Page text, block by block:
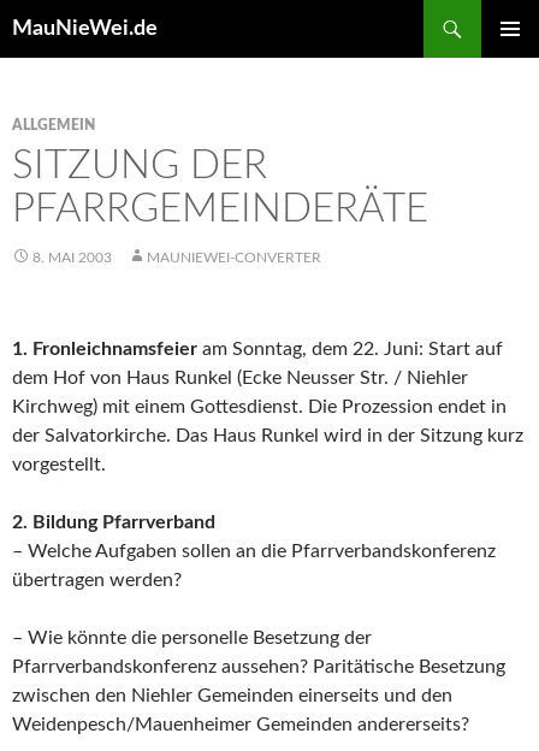
MauNieWei.de
ALLGEMEIN
SITZUNG DER
PFARRGEMEINDERÄTE
8. MAI 2003 MAUNIEWEI-CONVERTER
1. Fronleichnamsfeier am Sonntag, dem 22. Juni: Start auf
dem Hof von Haus Runkel (Ecke Neusser Str. / Niehler
Kirchweg) mit einem Gottesdienst. Die Prozession endet in
der Salvatorkirche. Das Haus Runkel wird in der Sitzung kurz
vorgestellt.
2. Bildung Pfarrverband
– Welche Aufgaben sollen an die Pfarrverbandskonferenz
übertragen werden?
– Wie könnte die personelle Besetzung der
Pfarrverbandskonferenz aussehen? Paritätische Besetzung
zwischen den Niehler Gemeinden einerseits und den
Weidenpesch/Mauenheimer Gemeinden andererseits?